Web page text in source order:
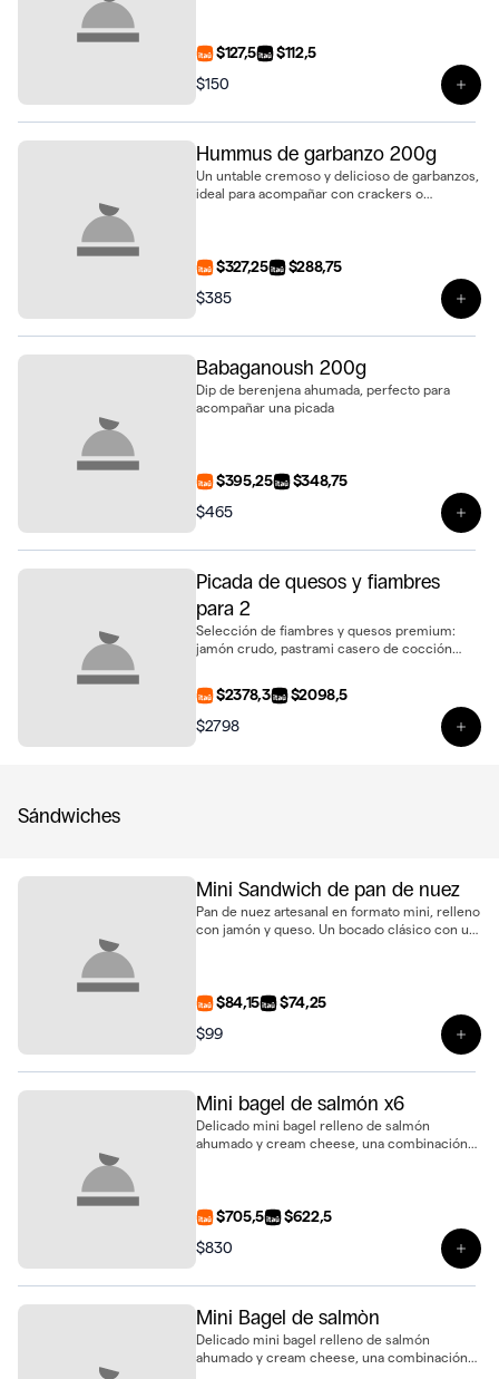
$127,5
$112,5
$150
Ver
Hummus de garbanzo 200g
Un untable cremoso y delicioso de garbanzos,
ideal para acompañar con crackers o
$327,25
$288,75
$385
Babaganoush 200g
Dip de berenjena ahumada, perfecto para
acompañar una picada
$395,25
$348,75
$465
Picada de quesos y fiambres
para 2
Selección de fiambres y quesos premium:
jamón crudo, pastrami casero de cocción
massdam y queso azul. Acompañada con
dátiles, frutos secos y aceitunas marinadas.
Ideal para compartir entre dos o picar entre 4
$2378,3
$2098,5
$2798
Sándwiches
Mini Sandwich de pan de nuez
Pan de nuez artesanal en formato mini, relleno
con jamón y queso. Un bocado clásico con un
$84,15
$74,25
$99
Mini bagel de salmón x6
Delicado mini bagel relleno de salmón
ahumado y cream cheese, una combinación
$705,5
$622,5
$830
Mini Bagel de salmòn
Delicado mini bagel relleno de salmón
ahumado y cream cheese, una combinación